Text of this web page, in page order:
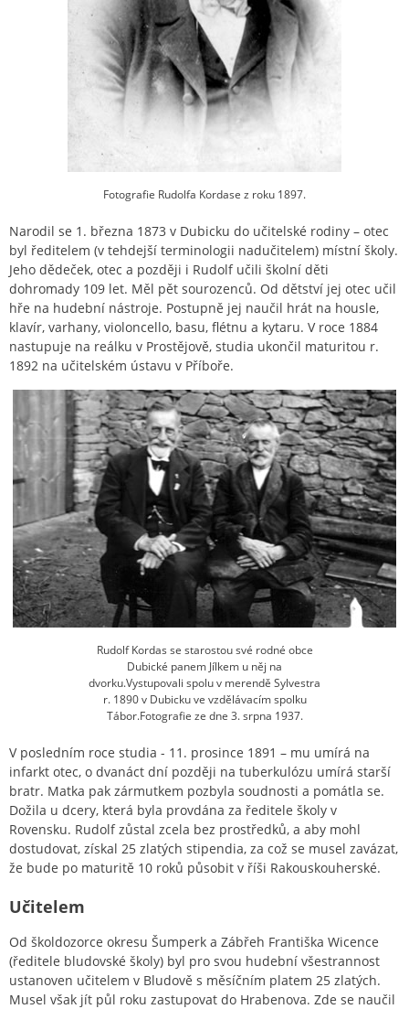
Fotografie Rudolfa Kordase z roku 1897.
Narodil se 1. března 1873 v Dubicku do učitelské rodiny – otec
byl ředitelem (v tehdejší terminologii nadučitelem) místní školy.
Jeho dědeček, otec a později i Rudolf učili školní děti
dohromady 109 let. Měl pět sourozenců. Od dětství jej otec učil
hře na hudební nástroje. Postupně jej naučil hrát na housle,
klavír, varhany, violoncello, basu, flétnu a kytaru. V roce 1884
nastupuje na reálku v Prostějově, studia ukončil maturitou r.
1892 na učitelském ústavu v Příboře.
Rudolf Kordas se starostou své rodné obce
Dubické panem Jílkem u něj na
dvorku.Vystupovali spolu v merendě Sylvestra
r. 1890 v Dubicku ve vzdělávacím spolku
Tábor.Fotografie ze dne 3. srpna 1937.
V posledním roce studia - 11. prosince 1891 – mu umírá na
infarkt otec, o dvanáct dní později na tuberkulózu umírá starší
bratr. Matka pak zármutkem pozbyla soudnosti a pomátla se.
Dožila u dcery, která byla provdána za ředitele školy v
Rovensku. Rudolf zůstal zcela bez prostředků, a aby mohl
dostudovat, získal 25 zlatých stipendia, za což se musel zavázat,
že bude po maturitě 10 roků působit v říši Rakouskouherské.
Učitelem
Od školdozorce okresu Šumperk a Zábřeh Františka Wicence
(ředitele bludovské školy) byl pro svou hudební všestrannost
ustanoven učitelem v Bludově s měsíčním platem 25 zlatých.
Musel však jít půl roku zastupovat do Hrabenova. Zde se naučil